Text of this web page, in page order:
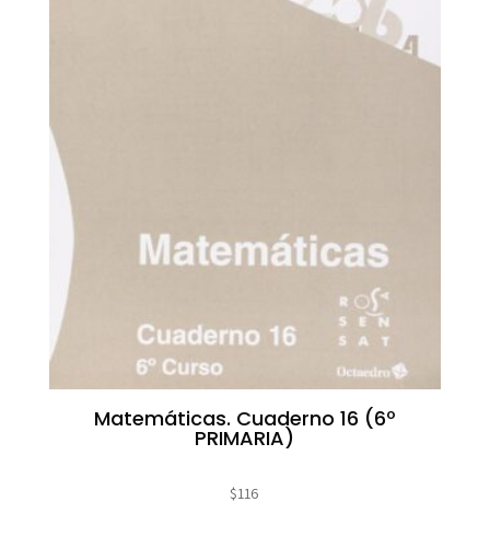
Matemáticas. Cuaderno 16 (6º
PRIMARIA)
$116